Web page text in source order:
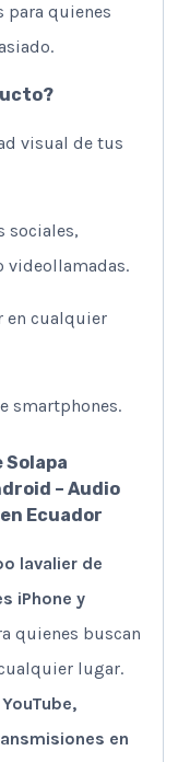
para quienes
visual de tus
sociales,
videollamadas.
en cualquier
smartphones.
Solapa
– Audio
Ecuador
lavalier de
iPhone y
quienes buscan
lugar.
en